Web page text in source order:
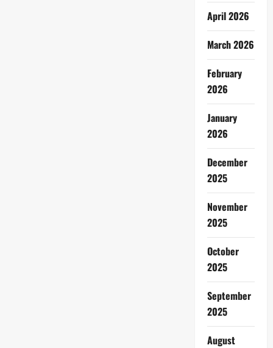
April 2026
March 2026
February
2026
January
2026
December
2025
November
2025
October
2025
September
2025
August